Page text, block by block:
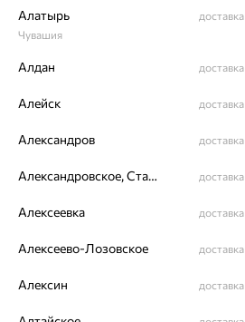
Кольцо, золото,
Алатырь
Чувашия
доставка
Алдан доставка
Алейск доставка
Александров доставка
Александровское, Ставропольский край доставка
Алексеевка доставка
Алексеево-Лозовское доставка
Алексин доставка